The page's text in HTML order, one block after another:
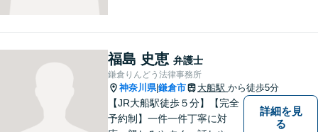
福島 史恵 弁護士
鎌倉りんどう法律事務所
神奈川県|鎌倉市 大船駅 から徒歩5分
【JR大船駅徒歩５分】【完全
予約制】一件一件丁寧に対
詳細を見
る